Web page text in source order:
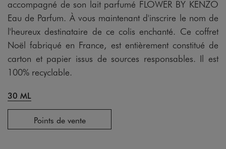
accompagné de son lait parfumé FLOWER BY KENZO
Eau de Parfum. À vous maintenant d'inscrire le nom de
l'heureux destinataire de ce colis enchanté. Ce coffret
Noël fabriqué en France, est entièrement constitué de
carton et papier issus de sources responsables. Il est
100% recyclable.
30 ML
Points de vente